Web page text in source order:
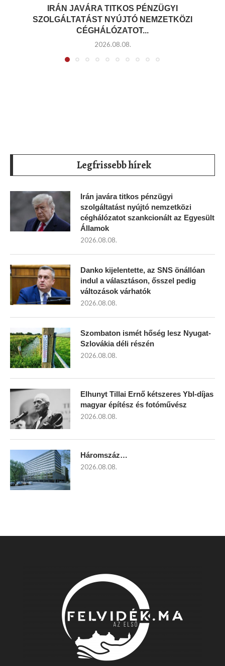
IRÁN JAVÁRA TITKOS PÉNZÜGYI
SZOLGÁLTATÁST NYÚJTÓ NEMZETKÖZI
CÉGHÁLÓZATOT...
2026.08.08.
Legfrissebb hírek
Irán javára titkos pénzügyi
szolgáltatást nyújtó nemzetközi
céghálózatot szankcionált az Egyesült
Államok
2026.08.08.
Danko kijelentette, az SNS önállóan
indul a választáson, ősszel pedig
változások várhatók
2026.08.08.
Szombaton ismét hőség lesz Nyugat-
Szlovákia déli részén
2026.08.08.
Elhunyt Tillai Ernő kétszeres Ybl-díjas
magyar építész és fotóművész
2026.08.08.
Háromszáz…
2026.08.08.